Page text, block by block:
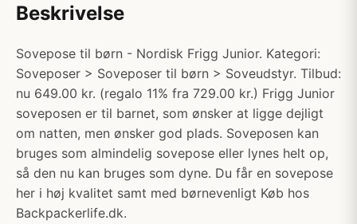
Beskrivelse
Sovepose til børn - Nordisk Frigg Junior. Kategori:
Soveposer > Soveposer til børn > Soveudstyr. Tilbud:
nu 649.00 kr. (regalo 11% fra 729.00 kr.) Frigg Junior
soveposen er til barnet, som ønsker at ligge dejligt
om natten, men ønsker god plads. Soveposen kan
bruges som almindelig sovepose eller lynes helt op,
så den nu kan bruges som dyne. Du får en sovepose
her i høj kvalitet samt med børnevenligt Køb hos
Backpackerlife.dk.